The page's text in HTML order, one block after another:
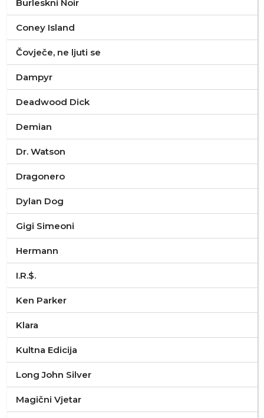
Burleskni Noir
Coney Island
Čovječe, ne ljuti se
Dampyr
Deadwood Dick
Demian
Dr. Watson
Dragonero
Dylan Dog
Gigi Simeoni
Hermann
I.R.$.
Ken Parker
Klara
Kultna Edicija
Long John Silver
Magični Vjetar